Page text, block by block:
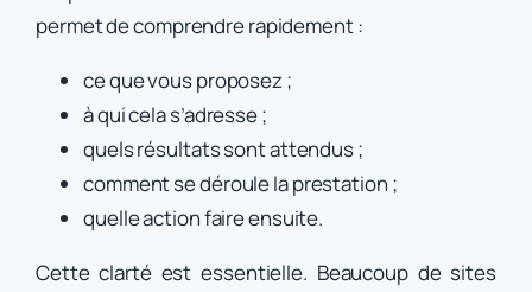
permet de comprendre rapidement :
ce que vous proposez ;
à qui cela s’adresse ;
quels résultats sont attendus ;
comment se déroule la prestation ;
quelle action faire ensuite.
Cette clarté est essentielle. Beaucoup de sites